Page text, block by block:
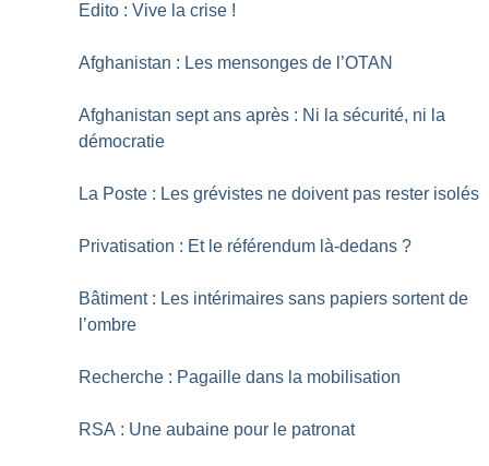
Edito : Vive la crise !
Afghanistan : Les mensonges de l’OTAN
Afghanistan sept ans après : Ni la sécurité, ni la
démocratie
La Poste : Les grévistes ne doivent pas rester isolés
Privatisation : Et le référendum là-dedans ?
Bâtiment : Les intérimaires sans papiers sortent de
l’ombre
Recherche : Pagaille dans la mobilisation
RSA : Une aubaine pour le patronat